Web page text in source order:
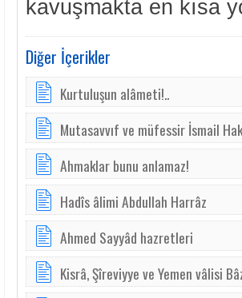
kavuşmakta en kısa
Diğer İçerikler
Kurtuluşun alâmeti!..
Mutasavvıf ve müfessir İsmail
Ahmaklar bunu anlamaz!
Hadîs âlimi Abdullah Harrâz
Ahmed Sayyâd hazretleri
Kisrâ, Şîreviyye ve Yemen vâlisi